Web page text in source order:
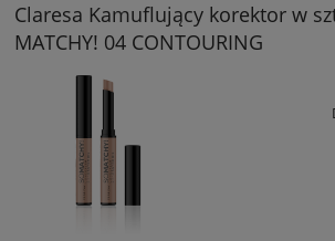
Claresa Kamuflujący korektor w
MATCHY! 04 CONTOURING